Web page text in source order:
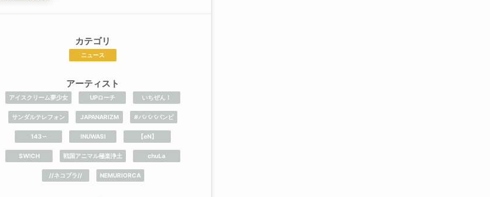
カテゴリ
ニュース
アーティスト
アイスクリーム夢少女 UPローチ いちぜん！
サンダルテレフォン JAPANARIZM #ババババンビ
143∽ INUWASI 【eN】
SW!CH 戦国アニマル極楽浄土 chuLa
//ネコプラ// NEMURIORCA